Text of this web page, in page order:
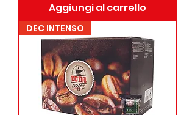
Aggiungi al carrello
DEC INTENSO